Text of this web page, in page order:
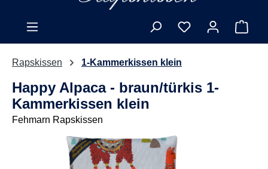
Rapskissen 1-Kammerkissen klein
Happy Alpaca - braun/türkis 1-
Kammerkissen klein
Fehmarn Rapskissen